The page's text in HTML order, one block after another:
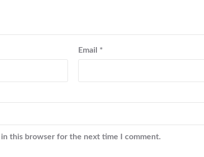
Email *
in this browser for the next time I comment.